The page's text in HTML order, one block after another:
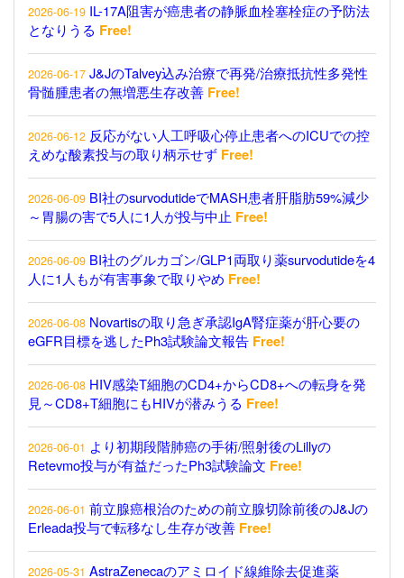
2026-06-19 IL-17A阻害が癌患者の静脈血栓塞栓症の予防法
となりうる Free!
2026-06-17 J&JのTalvey込み治療で再発/治療抵抗性多発性
骨髄腫患者の無増悪生存改善 Free!
2026-06-12 反応がない人工呼吸心停止患者へのICUでの控
えめな酸素投与の取り柄示せず Free!
2026-06-09 BI社のsurvodutideでMASH患者肝脂肪59%減少
～胃腸の害で5人に1人が投与中止 Free!
2026-06-09 BI社のグルカゴン/GLP1両取り薬survodutideを4
人に1人もが有害事象で取りやめ Free!
2026-06-08 Novartisの取り急ぎ承認IgA腎症薬が肝心要の
eGFR目標を逃したPh3試験論文報告 Free!
2026-06-08 HIV感染T細胞のCD4+からCD8+への転身を発
見～CD8+T細胞にもHIVが潜みうる Free!
2026-06-01 より初期段階肺癌の手術/照射後のLillyの
Retevmo投与が有益だったPh3試験論文 Free!
2026-06-01 前立腺癌根治のための前立腺切除前後のJ&Jの
Erleada投与で転移なし生存が改善 Free!
2026-05-31 AstraZenecaのアミロイド線維除去促進薬